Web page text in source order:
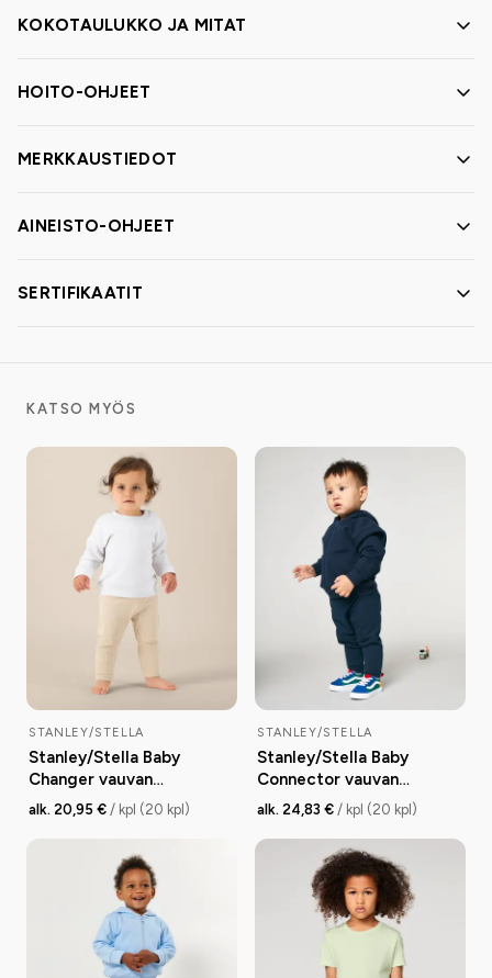
KOKOTAULUKKO JA MITAT
HOITO-OHJEET
MERKKAUSTIEDOT
AINEISTO-OHJEET
SERTIFIKAATIT
KATSO MYÖS
STANLEY/STELLA
Stanley/Stella Baby
Changer vauvan
collegepaita, medium fit,
280 g
alk. 20,95 € / kpl (20 kpl)
STANLEY/STELLA
Stanley/Stella Baby
Connector vauvan
vetoketjullinen huppari,
medium fit, 280 g
alk. 24,83 € / kpl (20 kpl)